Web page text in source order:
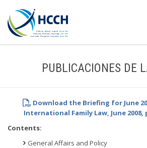
PUBLICACIONES DE
Download the Briefing for June
International Family Law, June 2008,
Contents:
General Affairs and Policy